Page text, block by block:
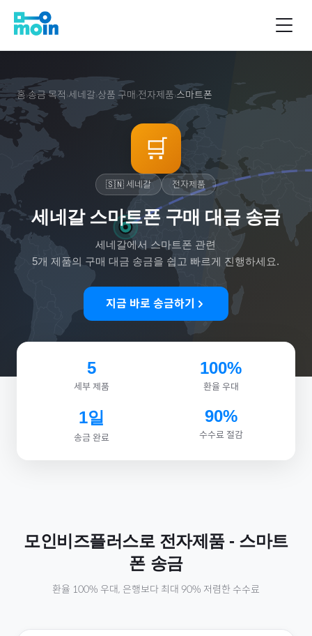
홈›송금 목적 ›세네갈›상품 구매 ›전자제품›스마트폰
🛒
🇸🇳 세네갈 전자제품
세네갈 스마트폰 구매 대금 송금
세네갈에서 스마트폰 관련
5개 제품의 구매 대금 송금을 쉽고 빠르게 진행하세요.
지금 바로 송금하기
5
세부 제품
100%
환율 우대
1일
송금 완료
90%
수수료 절감
모인비즈플러스로 전자제품- 스마트
폰송금
환율 100% 우대, 은행보다 최대 90% 저렴한 수수료